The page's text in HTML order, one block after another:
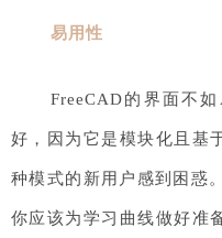
易用性
FreeCAD的界面不
好，因为它是模块化且基
种模式的新用户感到困惑
你应该为学习曲线做好准